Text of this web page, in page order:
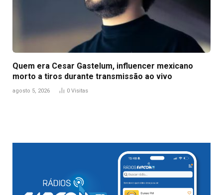
Quem era Cesar Gastelum, influencer mexicano
morto a tiros durante transmissão ao vivo
agosto 5, 2026 0 Visitas